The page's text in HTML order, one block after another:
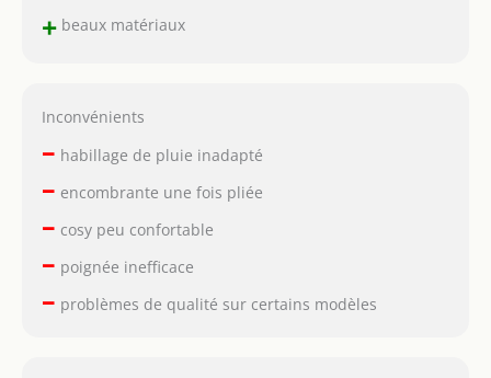
+beaux matériaux
Inconvénients
– habillage de pluie inadapté
– encombrante une fois pliée
– cosy peu confortable
– poignée inefficace
– problèmes de qualité sur certains modèles